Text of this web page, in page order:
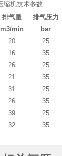
缩机技术参数
排气量
m3/min
排气压力
bar
20 25
16 35
26 25
21 35
31 25
26 35
39 25
32 35